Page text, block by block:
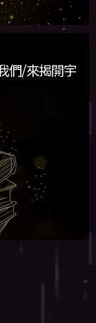
們/來揭開宇